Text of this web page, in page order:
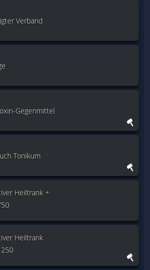
Verband
Gegenmittel
Tonikum
Heiltrank +
Heiltrank